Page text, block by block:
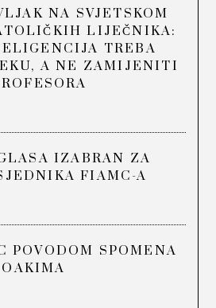
NA SVJETSKOM
LIJEČNIKA:
TREBA
A NE ZAMIJENITI
IZABRAN ZA
FIAMC-A
POVODOM SPOMENA